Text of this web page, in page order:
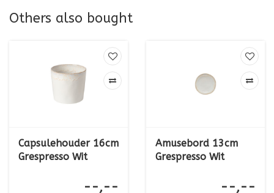
Others also bought
Capsulehouder 16cm
Grespresso Wit
--,--
Amusebord 13cm
Grespresso Wit
--,--